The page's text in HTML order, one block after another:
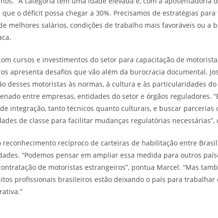
o déficit possa chegar a 30%. Precisamos de estratégias
melhores salários, condições de trabalho mais favoráveis ou a
cursos e investimentos do setor para capacitação de
apresenta desafios que vão além da burocracia documental.
desses motoristas às normas, à cultura e às particularidades
entre empresas, entidades do setor e órgãos reguladores.
integração, tanto técnicos quanto culturais, e buscar parcerias
de classe para facilitar mudanças regulatórias necessárias”,
reconhecimento recíproco de carteiras de habilitação entre
“Podemos pensar em ampliar essa medida para outros
de motoristas estrangeiros”, pontua Marcel. “Mas
profissionais brasileiros estão deixando o país para trabalhar